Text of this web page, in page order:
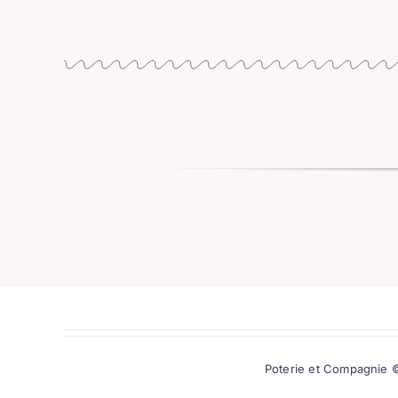
Poterie et Compagnie